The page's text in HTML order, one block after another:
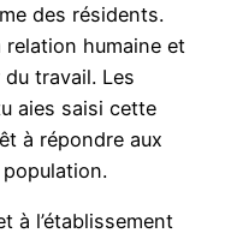
des résidents.
humaine et
travail. Les
aies saisi cette
à répondre aux
à l’établissement